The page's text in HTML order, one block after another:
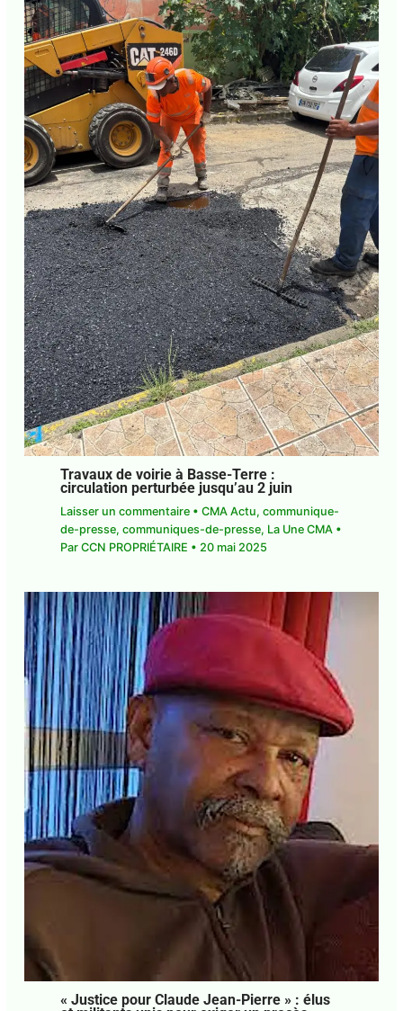
Travaux de voirie à Basse-Terre :
circulation perturbée jusqu’au 2 juin
Laisser un commentaire •CMA Actu ,
communique-de-presse ,communiques-de-
presse,La Une CMA• ParCCN PROPRIÉTAIRE•
20 mai 2025
« Justice pour Claude Jean-Pierre » : élus
et militants unis pour exiger un procès